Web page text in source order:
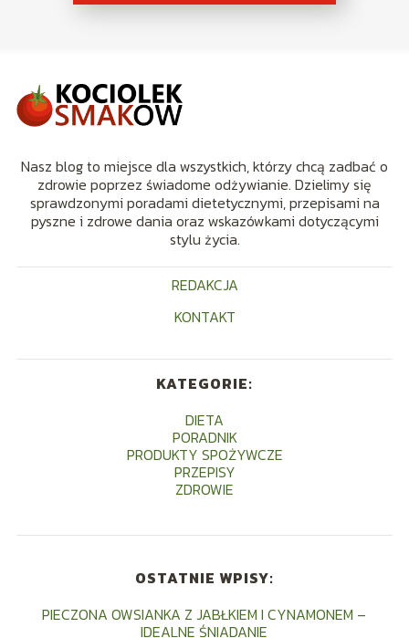
Nasz blog to miejsce dla wszystkich, którzy chcą zadbać o
zdrowie poprzez świadome odżywianie. Dzielimy się
sprawdzonymi poradami dietetycznymi, przepisami na
pyszne i zdrowe dania oraz wskazówkami dotyczącymi
stylu życia.
REDAKCJA
KONTAKT
KATEGORIE:
DIETA
PORADNIK
PRODUKTY SPOŻYWCZE
PRZEPISY
ZDROWIE
OSTATNIE WPISY:
PIECZONA OWSIANKA Z JABŁKIEM I CYNAMONEM –
IDEALNE ŚNIADANIE